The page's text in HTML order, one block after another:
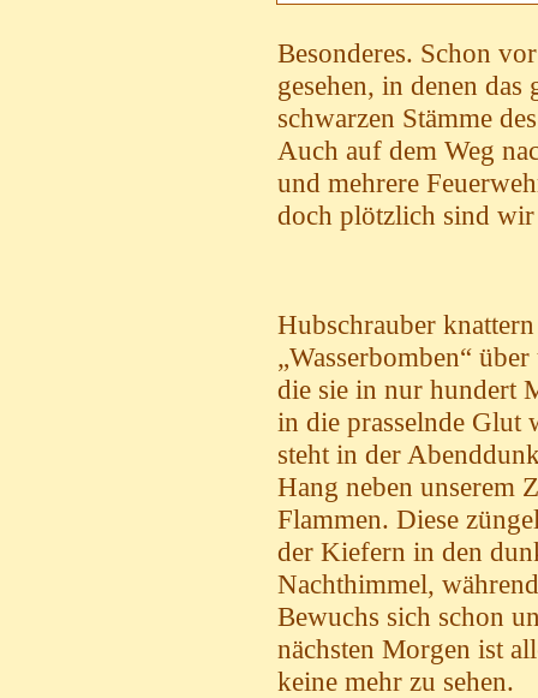
Besonderes. Schon
gesehen, in denen
schwarzen Stämme
Auch auf dem Weg
und mehrere
doch plötzlich sind
Hubschrauber
„Wasserbomben“
die sie in nur hundert
in die prasselnde Glut
steht in der
Hang neben unserem
Flammen. Diese
der Kiefern in den
Nachthimmel,
Bewuchs sich schon
nächsten Morgen ist
keine mehr zu sehen.